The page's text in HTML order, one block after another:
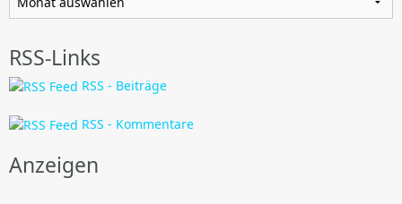
RSS-Links
RSS - Beiträge
RSS - Kommentare
Anzeigen